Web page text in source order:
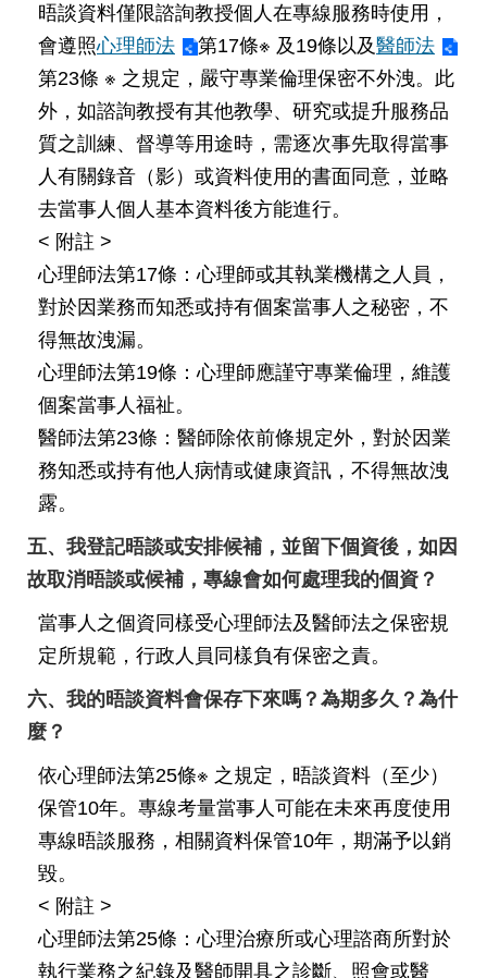
開
申
請
件
網
覽
回
頁
English
情
系
統
常
台
通
語
詞
彙
隱
晤談資料僅限諮詢教授個人在專線服務時使用，
會遵照心理師法 第17條※ 及19條以及醫師法
第23條 ※ 之規定，嚴守專業倫理保密不外洩。此
外，如諮詢教授有其他教學、研究或提升服務品
質之訓練、督導等用途時，需逐次事先取得當事
人有關錄音（影）或資料使用的書面同意，並略
去當事人個人基本資料後方能進行。
< 附註 >
心理師法第17條：心理師或其執業機構之人員，
對於因業務而知悉或持有個案當事人之秘密，不
得無故洩漏。
心理師法第19條：心理師應謹守專業倫理，維護
個案當事人福祉。
醫師法第23條：醫師除依前條規定外，對於因業
務知悉或持有他人病情或健康資訊，不得無故洩
露。
五、我登記晤談或安排候補，並留下個資後，如因
故取消晤談或候補，專線會如何處理我的個資？
當事人之個資同樣受心理師法及醫師法之保密規
定所規範，行政人員同樣負有保密之責。
六、我的晤談資料會保存下來嗎？為期多久？為什
麼？
依心理師法第25條※ 之規定，晤談資料（至少）
保管10年。專線考量當事人可能在未來再度使用
專線晤談服務，相關資料保管10年，期滿予以銷
毀。
< 附註 >
心理師法第25條：心理治療所或心理諮商所對於
執行業務之紀錄及醫師開具之診斷、照會或醫